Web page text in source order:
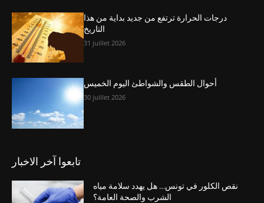
درجات الحرارة ترتفع من جديد بداية من هذا
التاريخ
31 juillet 2026
أحوال الطقس والشواطئ اليوم الخميس
30 juillet 2026
تابعوا آخر الاخبار
نقص الكلور في تونس… هل يهدد سلامة مياه
الشرب والصحة العامة؟